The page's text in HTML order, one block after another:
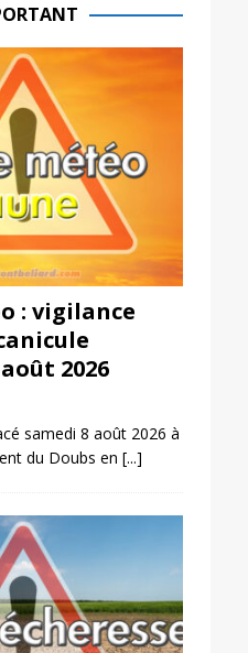
: vigilance
2026
samedi 8 août 2026 à
du Doubs en [...]